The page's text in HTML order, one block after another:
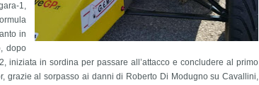
1,
in
dopo
iniziata in sordina per passare all’attacco e concludere al primo
grazie al sorpasso ai danni di Roberto Di Modugno su Cavallini,